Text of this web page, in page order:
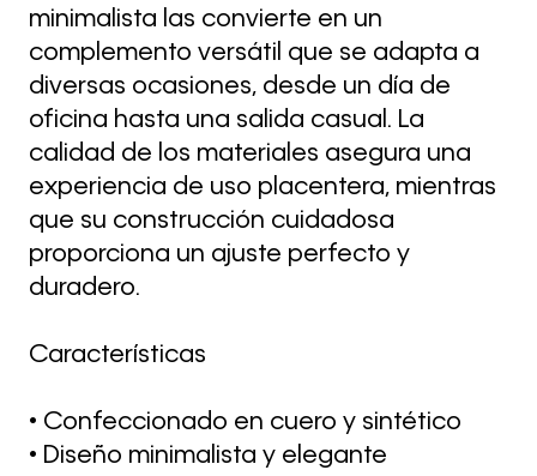
minimalista las convierte en un
complemento versátil que se adapta a
diversas ocasiones, desde un día de
oficina hasta una salida casual. La
calidad de los materiales asegura una
experiencia de uso placentera, mientras
que su construcción cuidadosa
proporciona un ajuste perfecto y
duradero.
Características
• Confeccionado en cuero y sintético
• Diseño minimalista y elegante